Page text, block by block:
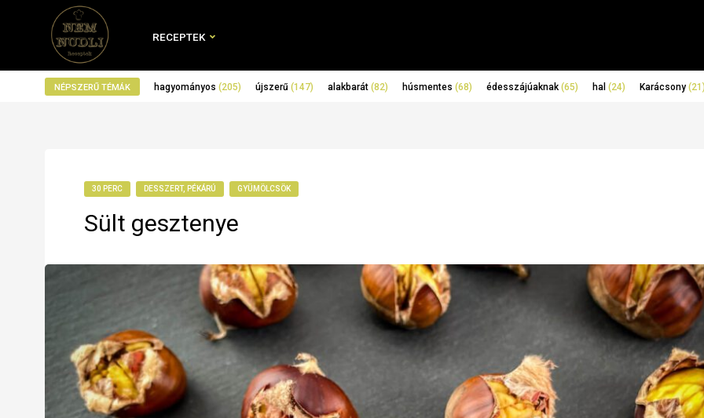
RECEPTEK
NÉPSZERŰ TÉMÁK hagyományos (205) újszerű (147) alakbarát (82) húsmentes (68) édesszájúaknak (65) hal (24) Karácsony
30 PERC DESSZERT, PÉKÁRÚ GYÜMÖLCSÖK
Sült gesztenye